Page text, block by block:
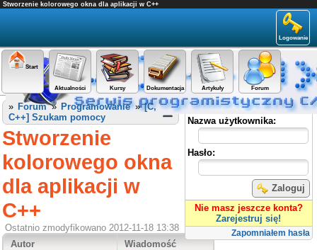
Stworzenie kolorowego okna dla aplikacji w C++
Logowanie
Start
Aktualności Kursy Dokumentacja Artykuły Forum
Panel użytkownika
Nazwa użytkownika:
Hasło:
Zaloguj
Nie masz jeszcze konta?
Zarejestruj się!
Zapomniałem hasła
» Forum» Programowanie»[C,
C++] Szukam pomocy
Stworzenie
kolorowego okna
dla aplikacji w
C++
Ostatnio zmodyfikowano 2012-11-18 13:38
Autor
Wiadomość